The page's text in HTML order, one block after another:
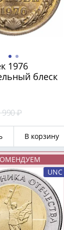
1976
блеск
990 ₽
В корзину
UNC